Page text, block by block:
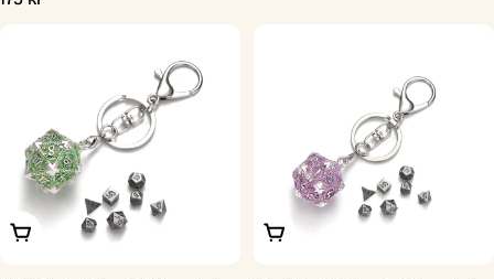
Lägg I Varukorg Lägg I Varukorg